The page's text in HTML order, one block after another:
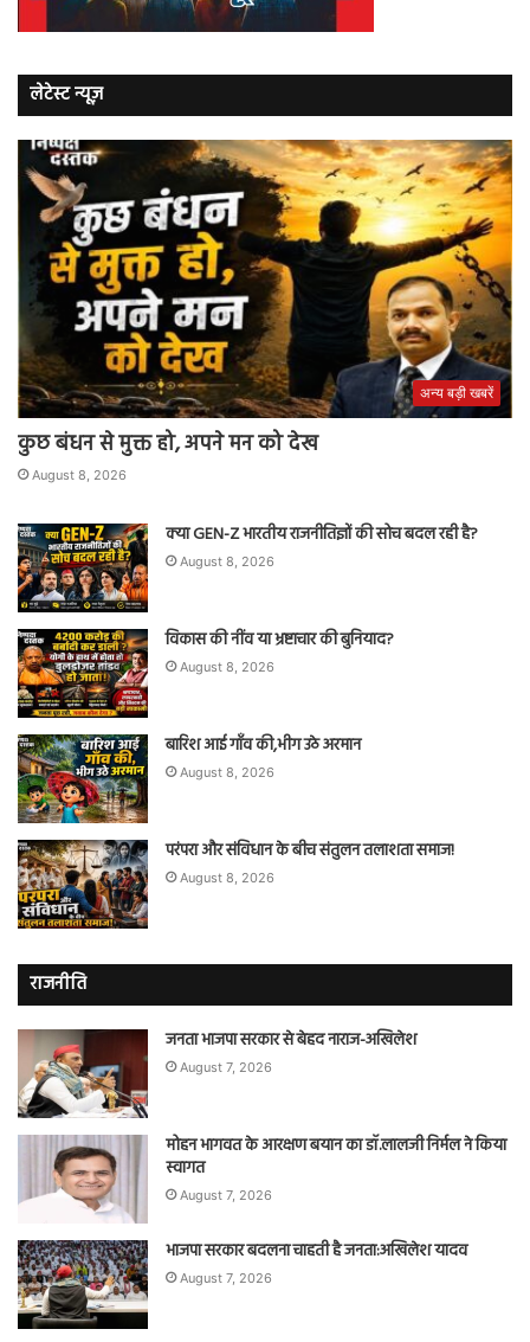
लेटेस्ट न्यूज़
अन्य बड़ी खबरें
कुछ बंधन से मुक्त हो, अपने मन को देख
August 8, 2026
क्या GEN-Z भारतीय राजनीतिज्ञों की सोच बदल रही है?
August 8, 2026
विकास की नींव या भ्रष्टाचार की बुनियाद?
August 8, 2026
बारिश आई गाँव की,भीग उठे अरमान
August 8, 2026
परंपरा और संविधान के बीच संतुलन तलाशता समाज!
August 8, 2026
राजनीति
जनता भाजपा सरकार से बेहद नाराज-अखिलेश
August 7, 2026
मोहन भागवत के आरक्षण बयान का डॉ.लालजी निर्मल ने किया
स्वागत
August 7, 2026
भाजपा सरकार बदलना चाहती है जनता:अखिलेश यादव
August 7, 2026